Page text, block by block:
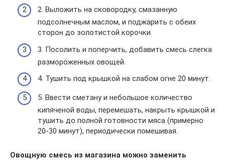
2. Выложить на сковородку, смазанную
подсолнечным маслом, и поджарить с обеих
сторон до золотистой корочки.
3. Посолить и поперчить, добавить смесь слегка
размороженных овощей.
4. Тушить под крышкой на слабом огне 20 минут.
5. Ввести сметану и небольшое количество
кипяченой воды, перемешать, накрыть крышкой и
тушить до полной готовности мяса (примерно
20-30 минут), периодически помешивая.
Овощную смесь из магазина можно заменить